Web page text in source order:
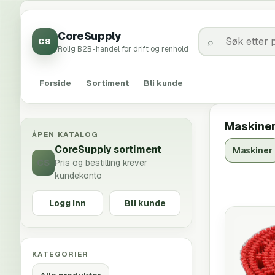
CS CoreSupply
Rolig B2B-handel for drift og renhold
Forside Sortiment Bli kunde
ÅPEN KATALOG
CoreSupply sortiment
Pris og bestilling krever
kundekonto
Logg inn Bli kunde
KATEGORIER
Maskiner